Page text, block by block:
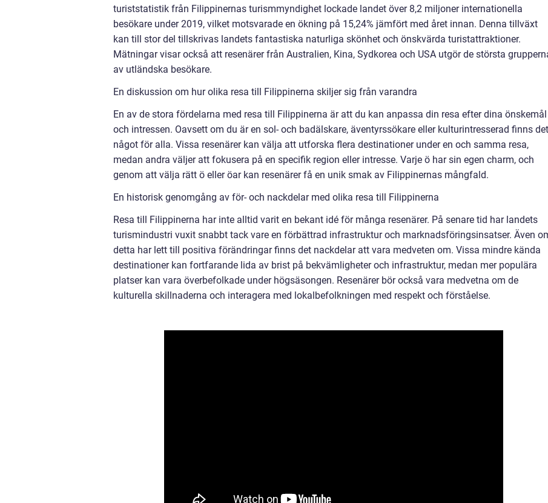
turiststatistik från Filippinernas turismmyndighet lockade landet över 8,2 miljoner internationella
besökare under 2019, vilket motsvarade en ökning på 15,24% jämfört med året innan. Denna tillväxt
kan till stor del tillskrivas landets fantastiska naturliga skönhet och önskvärda turistattraktioner.
Mätningar visar också att resenärer från Australien, Kina, Sydkorea och USA utgör de största
av utländska besökare.
En diskussion om hur olika resa till Filippinerna skiljer sig från varandra
En av de stora fördelarna med resa till Filippinerna är att du kan anpassa din resa efter dina önskemål
och intressen. Oavsett om du är en sol- och badälskare, äventyrssökare eller kulturintresserad finns det
något för alla. Vissa resenärer kan välja att utforska flera destinationer under en och samma resa,
medan andra väljer att fokusera på en specifik region eller intresse. Varje ö har sin egen charm, och
genom att välja rätt ö eller öar kan resenärer få en unik smak av Filippinernas mångfald.
En historisk genomgång av för- och nackdelar med olika resa till Filippinerna
Resa till Filippinerna har inte alltid varit en bekant idé för många resenärer. På senare tid har landets
turismindustri vuxit snabbt tack vare en förbättrad infrastruktur och marknadsföringsinsatser. Även
detta har lett till positiva förändringar finns det nackdelar att vara medveten om. Vissa mindre kända
destinationer kan fortfarande lida av brist på bekvämligheter och infrastruktur, medan mer populära
platser kan vara överbefolkade under högsäsongen. Resenärer bör också vara medvetna om de
kulturella skillnaderna och interagera med lokalbefolkningen med respekt och förståelse.